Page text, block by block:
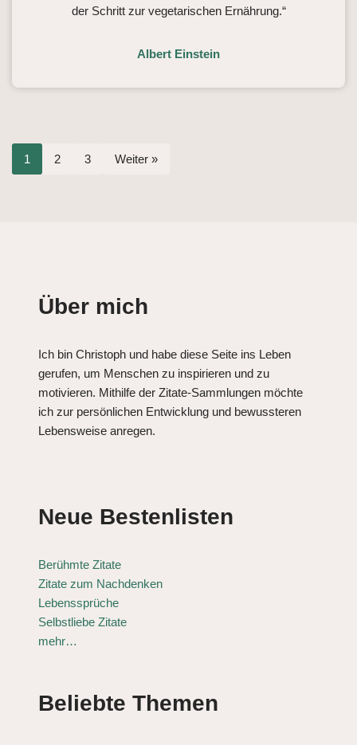
der Schritt zur vegetarischen Ernährung.“
Albert Einstein
1 2 3 Weiter »
Über mich
Ich bin Christoph und habe diese Seite ins Leben
gerufen, um Menschen zu inspirieren und zu
motivieren. Mithilfe der Zitate-Sammlungen möchte
ich zur persönlichen Entwicklung und bewussteren
Lebensweise anregen.
Neue Bestenlisten
Berühmte Zitate
Zitate zum Nachdenken
Lebenssprüche
Selbstliebe Zitate
mehr…
Beliebte Themen